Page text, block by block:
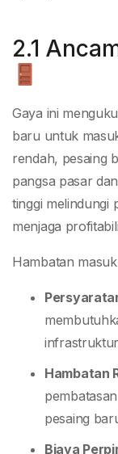
2.1
Gaya ini
baru untuk
rendah, pesaing
pangsa pasar
tinggi melindungi
menjaga
Hambatan
Hambatan
pesaing
Biaya